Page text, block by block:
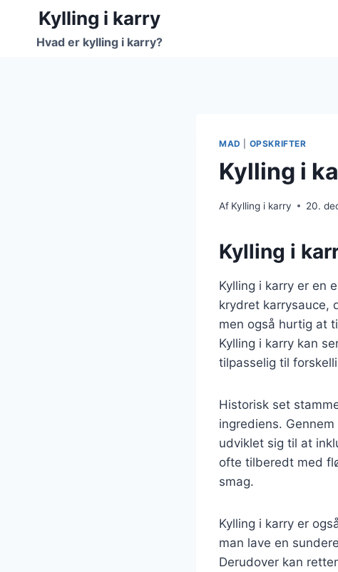
Fortsæt
indhold
Kylling i karry
Hvad er kylling i karry?
MAD OPSKRIFTER
Kylling i
Af Kylling i karry 20.
Kylling i
Kylling i karry er en
krydret karrysauce,
men også hurtig at
Kylling i karry kan
tilpasselig til
Historisk set
ingrediens.
udviklet sig til at
ofte tilberedt med
smag.
Kylling i karry er
man lave en
Derudover kan